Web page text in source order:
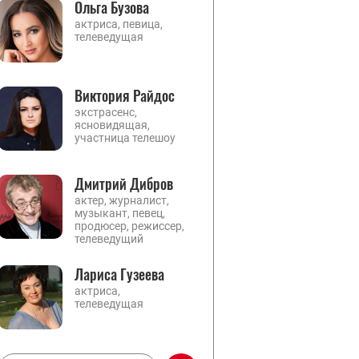
Ольга Бузова
актриса, певица,
телеведущая
Виктория Райдос
экстрасенс,
ясновидящая,
участница телешоу
Дмитрий Дибров
актер, журналист,
музыкант, певец,
продюсер, режиссер,
телеведущий
Лариса Гузеева
актриса,
телеведущая